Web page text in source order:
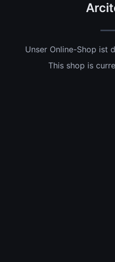
Unser Online-Shop ist
This shop is